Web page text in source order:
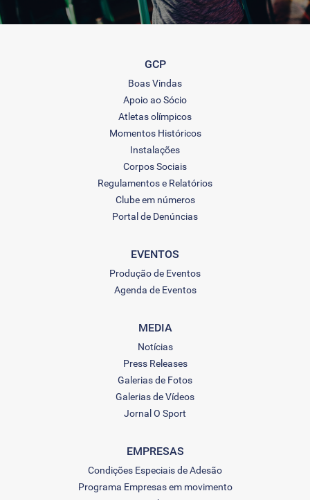
GCP
Boas Vindas
Apoio ao Sócio
Atletas olímpicos
Momentos Históricos
Instalações
Corpos Sociais
Regulamentos e Relatórios
Clube em números
Portal de Denúncias
EVENTOS
Produção de Eventos
Agenda de Eventos
MEDIA
Notícias
Press Releases
Galerias de Fotos
Galerias de Vídeos
Jornal O Sport
EMPRESAS
Condições Especiais de Adesão
Programa Empresas em movimento